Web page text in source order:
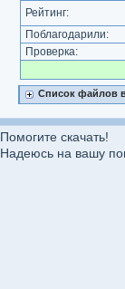
Рейтинг:
Поблагодарили:
Проверка:
Список файлов
Помогите скачать!
Надеюсь на вашу